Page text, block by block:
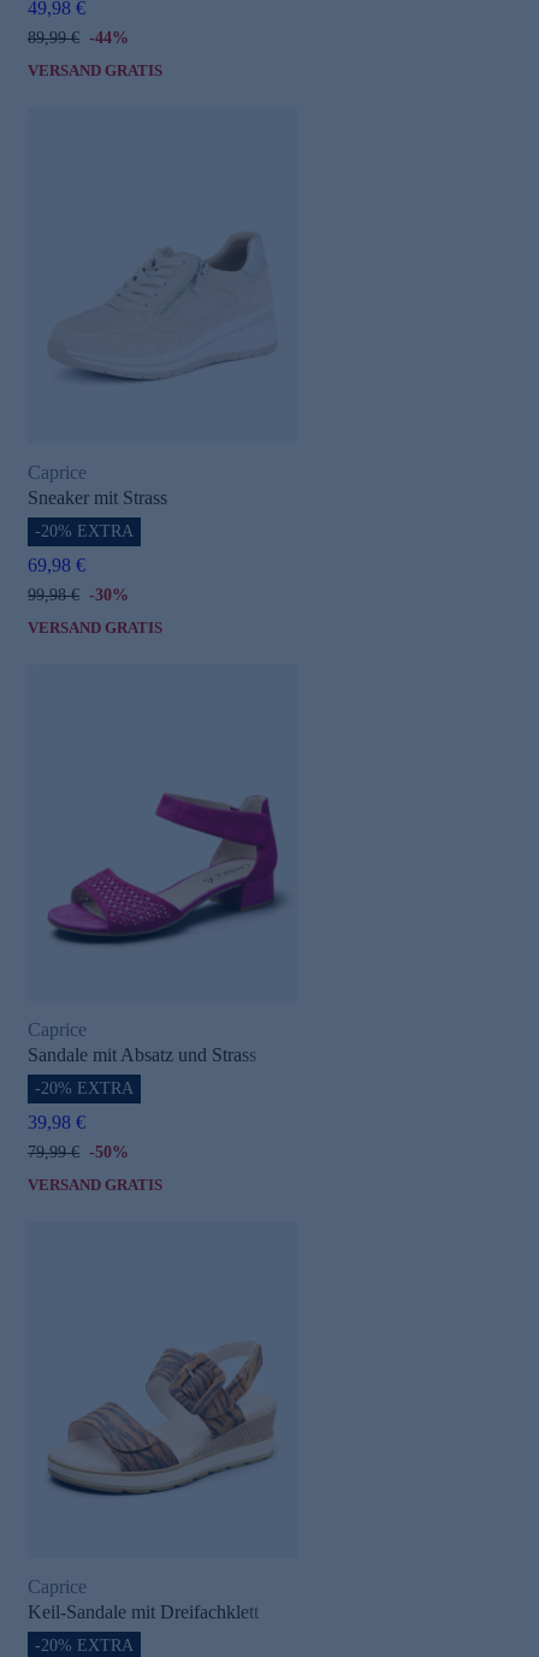
49,98 €
89,99 € -44%
VERSAND GRATIS
Caprice
Sneaker mit Strass
-20% EXTRA
69,98 €
99,98 € -30%
VERSAND GRATIS
Caprice
Sandale mit Absatz und Strass
-20% EXTRA
39,98 €
79,99 € -50%
VERSAND GRATIS
Caprice
Keil-Sandale mit Dreifachklett
-20% EXTRA